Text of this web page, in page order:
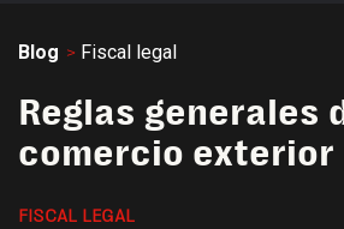
Blog Fiscal legal
Reglas generales
comercio exterior
FISCAL LEGAL